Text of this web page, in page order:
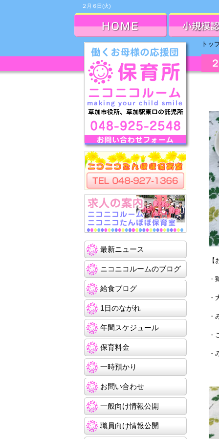
２月６日(火)
トッ
・
・
・
・
・
最新ニュース
ニコニコルームのブログ
給食ブログ
1日のながれ
年間スケジュール
保育料金
一時預かり
お問い合わせ
一般向け情報公開
職員向け情報公開